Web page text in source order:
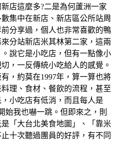
店這麼多?二是為何蘆洲一家
集中在新店、新店區公所站周
分享過，個人也非常喜歡的鴨
來分站新店米其林第二家，這兩
說它是小吃店，但有一點像小
，一反傳統小吃給人的感覺。
，約莫在1997年，算一算也將
理、食材、餐飲的流程，甚至
小吃店有低消，而且每人是
始我也嚇一跳。但即來之，則
「大台北美食地圖」、「靠米
十次聽過團員的好評，有不同